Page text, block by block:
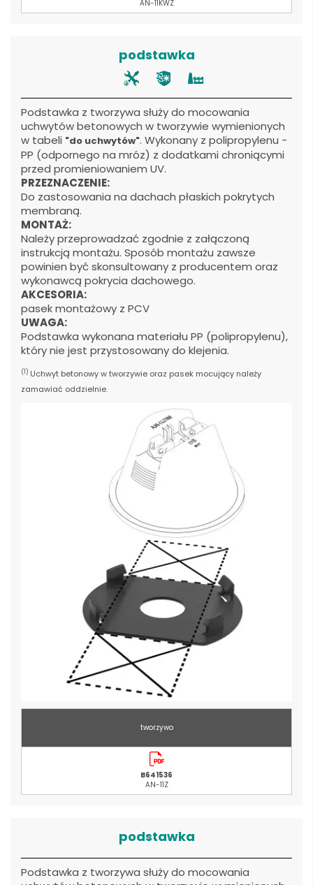
AN-11KWZ
podstawka
Podstawka z tworzywa służy do mocowania
uchwytów betonowych w tworzywie wymienionych
w tabeli "do uchwytów". Wykonany z polipropylenu -
PP (odpornego na mróz) z dodatkami chroniącymi
przed promieniowaniem UV.
PRZEZNACZENIE:
Do zastosowania na dachach płaskich pokrytych
membraną.
MONTAŻ:
Należy przeprowadzać zgodnie z załączoną
instrukcją montażu. Sposób montażu zawsze
powinien być skonsultowany z producentem oraz
wykonawcą pokrycia dachowego.
AKCESORIA:
pasek montażowy z PCV
UWAGA:
Podstawka wykonana materiału PP (polipropylenu),
który nie jest przystosowany do klejenia.
(1) Uchwyt betonowy w tworzywie oraz pasek mocujący należy
zamawiać oddzielnie.
tworzywo
B641536
AN-11Z
podstawka
Podstawka z tworzywa służy do mocowania